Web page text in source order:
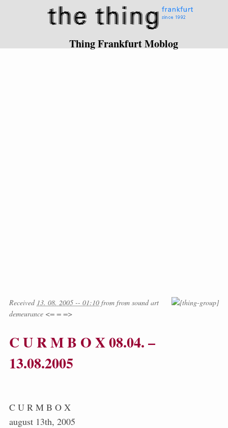
Thing Frankfurt Moblog
Received 13. 08. 2005 -- 01:10 from from sound art
demeurance <= = =>
C U R M B O X 08.04. –
13.08.2005
C U R M B O X
august 13th, 2005